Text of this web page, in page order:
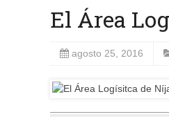
El Área
agosto 25, 2016